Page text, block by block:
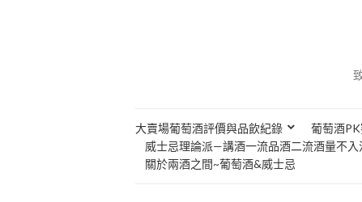
大賣場葡萄酒評價與品飲紀錄 葡萄酒
威士忌理論派—講酒一流品酒二流酒量不入
關於兩酒之間~葡萄酒&威士忌